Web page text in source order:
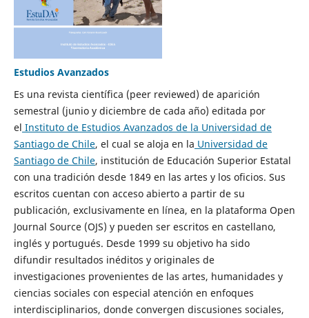
Estudios Avanzados
Es una revista científica (peer reviewed) de aparición
semestral (junio y diciembre de cada año) editada por
el Instituto de Estudios Avanzados de la Universidad de
Santiago de Chile, el cual se aloja en la Universidad de
Santiago de Chile, institución de Educación Superior Estatal
con una tradición desde 1849 en las artes y los oficios. Sus
escritos cuentan con acceso abierto a partir de su
publicación, exclusivamente en línea, en la plataforma Open
Journal Source (OJS) y pueden ser escritos en castellano,
inglés y portugués. Desde 1999 su objetivo ha sido
difundir resultados inéditos y originales de
investigaciones provenientes de las artes, humanidades y
ciencias sociales con especial atención en enfoques
interdisciplinarios, donde convergen discusiones sociales,